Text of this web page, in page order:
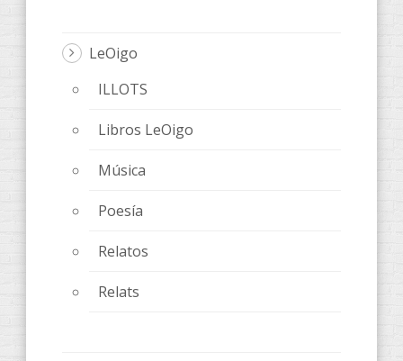
LeOigo
ILLOTS
Libros LeOigo
Música
Poesía
Relatos
Relats